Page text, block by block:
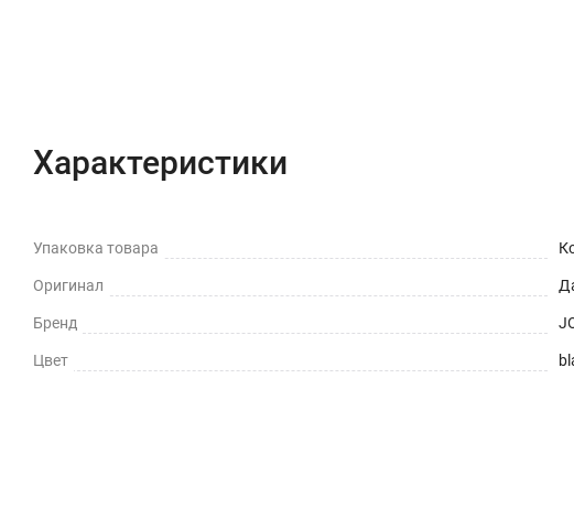
Характеристики
Упаковка товара
Оригинал
Бренд
Цвет